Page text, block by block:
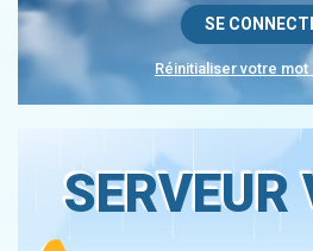
Réinitialiser votre mot
SERVEUR